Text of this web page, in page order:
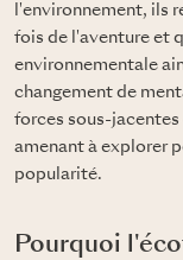
l'environnement, ils
fois de l'aventure et
environnementale
changement de
forces sous-
amenant à explorer
popularité.
Pourquoi